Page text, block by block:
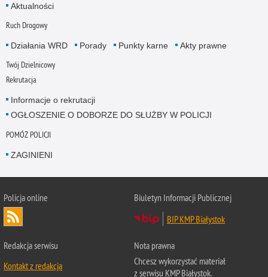
Aktualności
Ruch Drogowy
Działania WRD Porady Punkty karne Akty prawne
Twój Dzielnicowy
Rekrutacja
Informacje o rekrutacji
OGŁOSZENIE O DOBORZE DO SŁUŻBY W POLICJI
POMÓŻ POLICJI
ZAGINIENI
Policja online
Biuletyn Informacji Publicznej
BIP KMP Białystok
Redakcja serwisu
Kontakt z redakcją
Nota prawna
Chcesz wykorzystać materiał
z serwisu KMP Białystok.